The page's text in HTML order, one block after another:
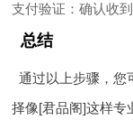
支付验证 ：确认收
总结
通过以上步骤，您
择像[君品阁]这样专